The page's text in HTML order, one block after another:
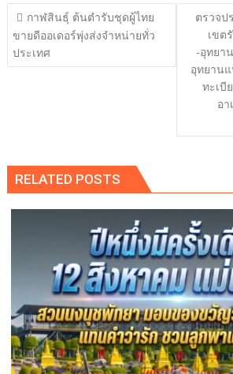
แนะแนว
เรื่อง
กาฬสินธุ์ ต้นตำรับชุดผู้ไทย
ขายดีออเดอร์พุ่งส่งจำหน่ายทั่ว
ประเทศ
ตรวจป
เขต
-อุทยา
อุทยาน
ทะเบี
อา
RELATED POSTS